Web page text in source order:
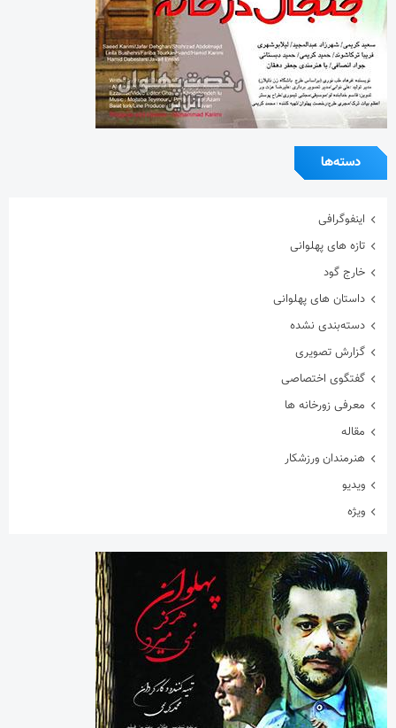
دسته‌ها
اینفوگرافی
تازه های پهلوانی
خارج گود
داستان های پهلوانی
دسته‌بندی نشده
گزارش تصویری
گفتگوی اختصاصی
معرفی زورخانه ها
مقاله
هنرمندان ورزشکار
ویدیو
ویژه